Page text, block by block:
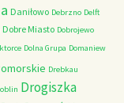
Daniłowo Debrzno Delft
Dobre Miasto Dobrojewo
Dolna Grupa Domaniew
Drebkau
Drogiszka